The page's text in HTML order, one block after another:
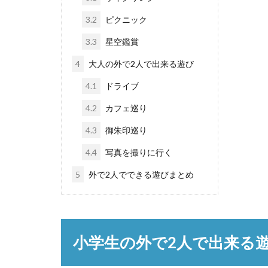
3.2 ピクニック
3.3 星空鑑賞
4 大人の外で2人で出来る遊び
4.1 ドライブ
4.2 カフェ巡り
4.3 御朱印巡り
4.4 写真を撮りに行く
5 外で2人でできる遊びまとめ
小学生の外で2人で出来る